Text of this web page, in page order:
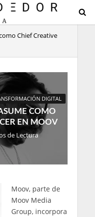
Chief Creative
DIGITAL
COMO
EN MOOV
de Lectura
Moov, parte de
Moov Media
Group, incorpora